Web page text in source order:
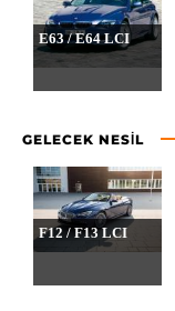
E63 / E64 LCI
GELECEK NESIL
F12 / F13 LCI